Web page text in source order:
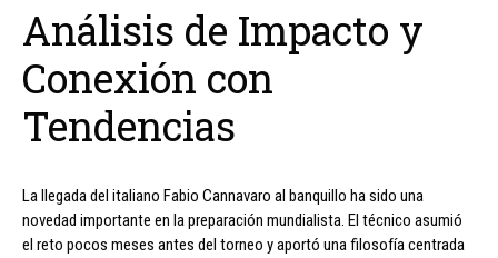
Análisis de Impacto y
Conexión con
Tendencias
La llegada del italiano Fabio Cannavaro al banquillo ha sido una
novedad importante en la preparación mundialista. El técnico asumió
el reto pocos meses antes del torneo y aportó una filosofía centrada